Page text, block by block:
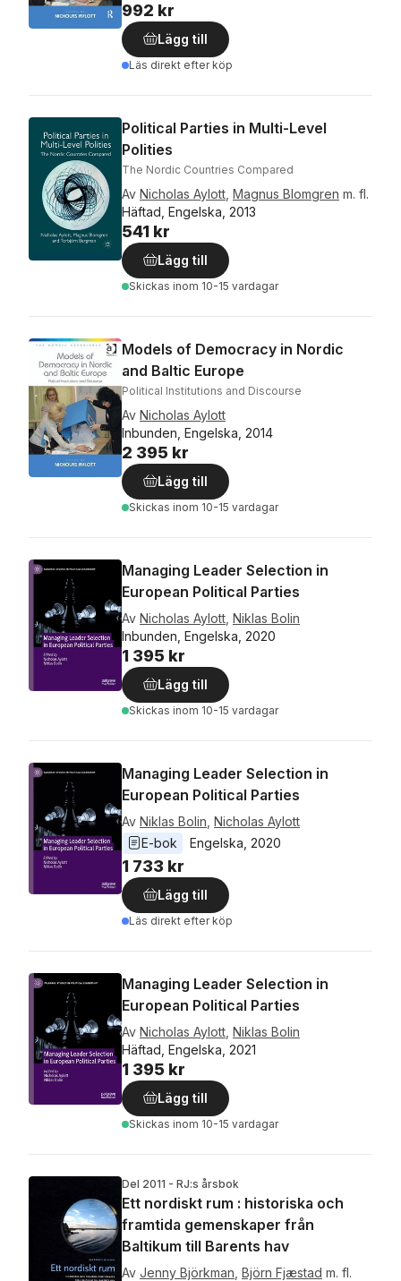
992 kr
Lägg till
Läs direkt efter köp
Political Parties in Multi-Level
Polities
The Nordic Countries Compared
Av Nicholas Aylott Magnus Blomgren m. fl.
Häftad, Engelska, 2013
541 kr
Lägg till
Skickas inom 10-15 vardagar
Models of Democracy in Nordic
and Baltic Europe
Political Institutions and Discourse
Av Nicholas Aylott
Inbunden, Engelska, 2014
2 395 kr
Lägg till
Skickas inom 10-15 vardagar
Managing Leader Selection in
European Political Parties
Av Nicholas Aylott Niklas Bolin
Inbunden, Engelska, 2020
1 395 kr
Lägg till
Skickas inom 10-15 vardagar
Managing Leader Selection in
European Political Parties
Av Niklas Bolin Nicholas Aylott
E-bok
Engelska 2020
1 733 kr
Lägg till
Läs direkt efter köp
Managing Leader Selection in
European Political Parties
Av Nicholas Aylott Niklas Bolin
Häftad, Engelska, 2021
1 395 kr
Lägg till
Skickas inom 10-15 vardagar
Del 2011 - RJ:s årsbok
Ett nordiskt rum : historiska och
framtida gemenskaper från
Baltikum till Barents hav
Av Jenny Björkman Björn Fjæstad m. fl.